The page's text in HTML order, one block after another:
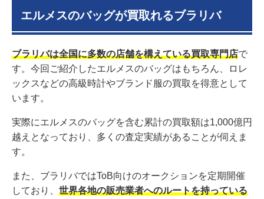
エルメスのバッグが買取れるブラリバ
ブラリバは全国に多数の店舗を構えている買取専門店で
す。今回ご紹介したエルメスのバッグはもちろん、ロレ
ックスなどの高級時計やブランド服の買取を得意として
います。
実際にエルメスのバッグを含む累計の買取額は1,000億円
越えとなっており、多くの査定実績があることが伺えま
す。
また、ブラリバではToB向けのオークションを定期開催
しており、 世界各地の販売業者へのルートを持っている